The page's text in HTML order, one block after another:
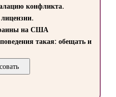
конфликта.
на США
такая: обещать и